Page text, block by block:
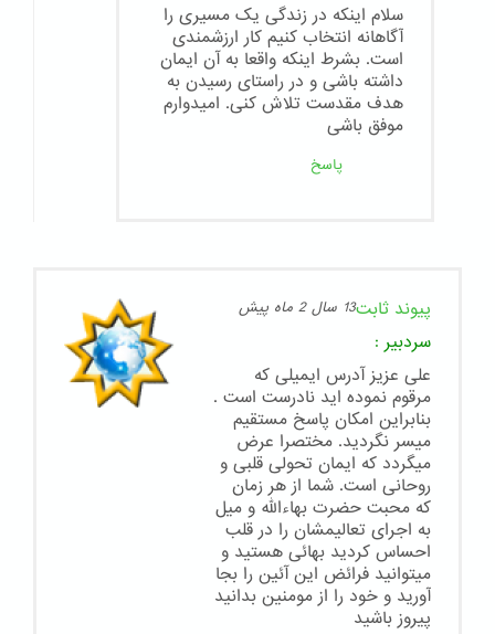
سلام اینکه در زندگی یک مسیری را
آگاهانه انتخاب کنیم کار ارزشمندی
است. بشرط اینکه واقعا به آن ایمان
داشته باشی و در راستای رسیدن به
هدف مقدست تلاش کنی. امیدوارم
موفق باشی
پاسخ
پیوند ثابت13 سال 2 ماه پیش
سردبیر :
علی عزیز آدرس ایمیلی که
مرقوم نموده اید نادرست است .
بنابراین امکان پاسخ مستقیم
میسر نگردید. مختصرا عرض
میگردد که ایمان تحولی قلبی و
روحانی است. شما از هر زمان
که محبت حضرت بهاءالله و میل
به اجرای تعالیمشان را در قلب
احساس کردید بهائی هستید و
میتوانید فرائض این آئین را بجا
آورید و خود را از مومنین بدانید
پیروز باشید